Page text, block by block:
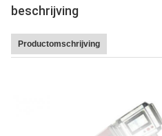
beschrijving
Productomschrijving